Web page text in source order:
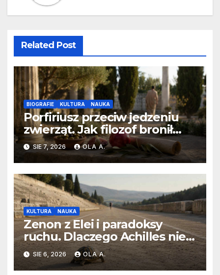
Related Post
BIOGRAFIE KULTURA NAUKA
Porfiriusz przeciw jedzeniu
zwierząt. Jak filozof bronił
diety bez mięsa?
SIE 7, 2026 OLA A.
KULTURA NAUKA
Zenon z Elei i paradoksy
ruchu. Dlaczego Achilles nie
dogania żółwia?
SIE 6, 2026 OLA A.